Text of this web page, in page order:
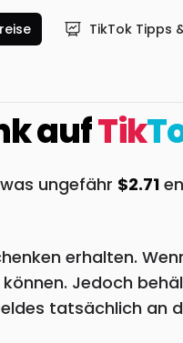
TikTok Tipps
aufTik
ungefähr $2.71
erhalten.
Jedoch
tatsächlich an